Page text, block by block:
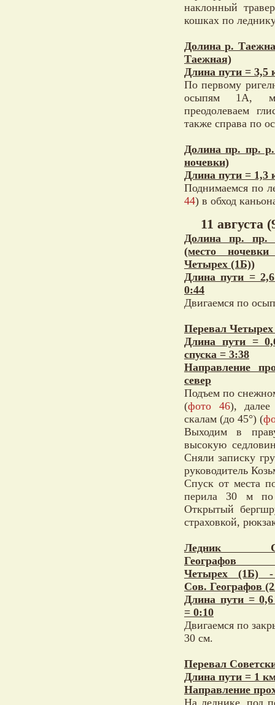
наклонный
кошках по
Долина р.
Таежная)
Длина пути =
По первому
осыпям 1А,
преодолеваем
также справа по
Долина пр. пр.
ночевки)
Длина пути =
Поднимаемся по
44) в обход
11 августа
Долина пр. пр.
(место
Четырех (1Б))
Длина пути =
0:44
Двигаемся по
Перевал
Длина пути =
спуска = 3:38
Направление
север
Подъем по
(фото 46), далее
скалам (до 45°) (
Выходим в
высокую
Сняли записку
руководитель
Спуск от места
перила 30 м по
Открытый
страховкой,
Ледник
Географов
Четырех (1Б) -
Сов. Географов
Длина пути =
= 0:10
Двигаемся по
30 см.
Перевал
Длина пути = 1
Направление
На леднике, под